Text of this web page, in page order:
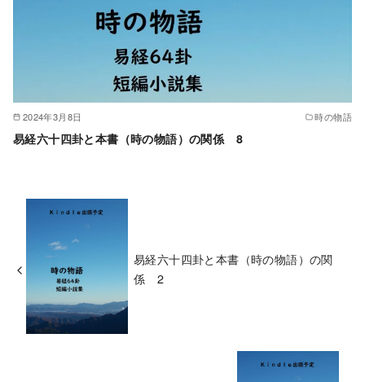
2024年3月8日 時の物語
易経六十四卦と本書（時の物語）の関係 8
易経六十四卦と本書（時の物語）の関
係 2